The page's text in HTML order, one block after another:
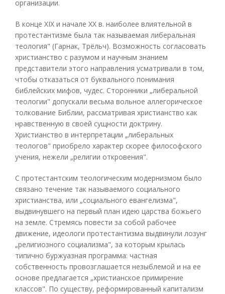
организации.
В конце XIX и начале XX в. наиболее влиятельной в
протестантизме была так называемая либеральная
теология" (Гарнак, Трёльч). Возможность согласовать
христианство с разумом и научным знанием
представители этого направления усматривали в том,
чтобы отказаться от буквального понимания
библейских мифов, чудес. Сторонники „либеральной
теологии" допускали весьма вольное аллегорическое
толкование Библии, рассматривая христианство как
нравственную в своей сущности доктрину.
Христианство в интерпретации „либеральных
теологов" приобрело характер скорее философского
учения, нежели „религии откровения".
С протестантским теологическим модернизмом было
связано течение так называемого социального
христианства, или „социального евангелизма",
выдвинувшего на первый план идею царства божьего
на земле. Стремясь повести за собой рабочее
движение, идеологи протестантизма выдвинули лозунг
„религиозного социализма", за которым крылась
типично буржуазная программа: частная
собственность провозглашается незыблемой и на ее
основе предлагается „христианское примирение
классов". По существу, реформированный капитализм